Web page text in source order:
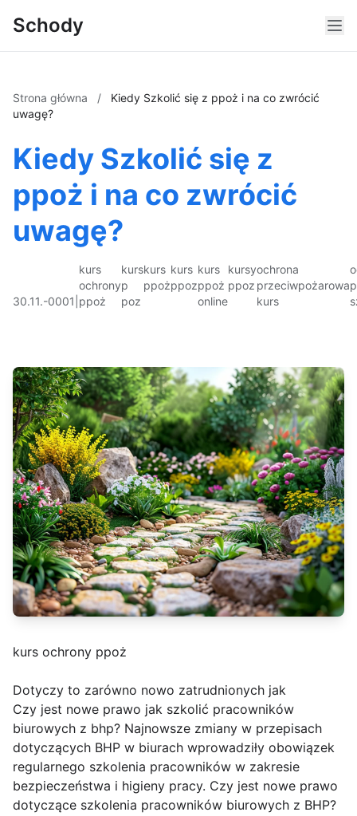
Schody
Strona główna /
Kiedy Szkolić się z ppoż i na co zwrócić
uwagę?
Kiedy Szkolić się z
ppoż i na co zwrócić
uwagę?
30.11.-0001
kurs
ochrony
ppoż
kurs
p
poz
kurs
ppoż
kurs
ppoz
kurs
ppoż
online
kursy
ppoz
ochrona
przeciwpożarowa
kurs
kurs ochrony ppoż
Dotyczy to zarówno nowo zatrudnionych jak
Czy jest nowe prawo jak szkolić pracowników
biurowych z bhp? Najnowsze zmiany w przepisach
dotyczących BHP w biurach wprowadziły obowiązek
regularnego szkolenia pracowników w zakresie
bezpieczeństwa i higieny pracy. Czy jest nowe prawo
dotyczące szkolenia pracowników biurowych z BHP?